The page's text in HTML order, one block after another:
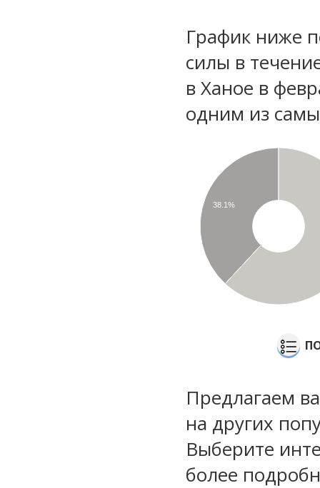
График ниже
силы в
в Ханое в
одним из
38.1%
Предлагаем
на других
Выберите
более